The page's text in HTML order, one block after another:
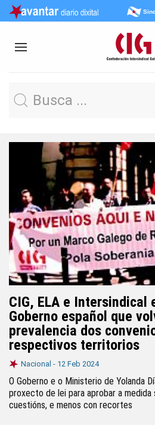
CIG, ELA e Intersindical
Goberno español que
prevalencia dos
respectivos territorios
Nacional - 12 Feb 2024
O Goberno e o Ministerio de Yolanda
proxecto de lei para aprobar a medida
cuestións, e menos con recortes